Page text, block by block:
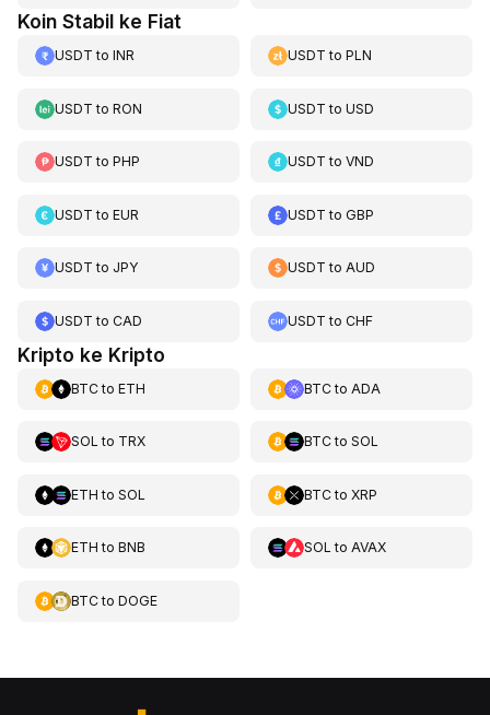
Koin Stabil ke Fiat
USDT to INR USDT toPLN
USDT to RON USDT toUSD
USDT to PHP USDT toVND
USDT to EUR USDT toGBP
USDT to JPY USDT toAUD
USDT to CAD USDT toCHF
Kripto ke Kripto
BTCto ETH BTCto ADA
SOL to TRX BTCto SOL
ETH to SOL BTCto XRP
ETH to BNB SOL to AVAX
BTCto DOGE